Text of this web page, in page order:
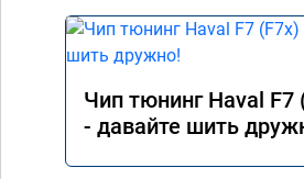
Чип тюнинг Haval F7
- давайте шить